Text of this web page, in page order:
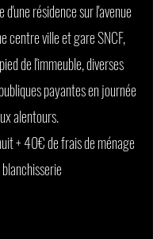
résidence sur l'avenue
centre ville et gare SNCF,
de l'immeuble, diverses
payantes en journée
alentours.
+ 40€ de frais de ménage